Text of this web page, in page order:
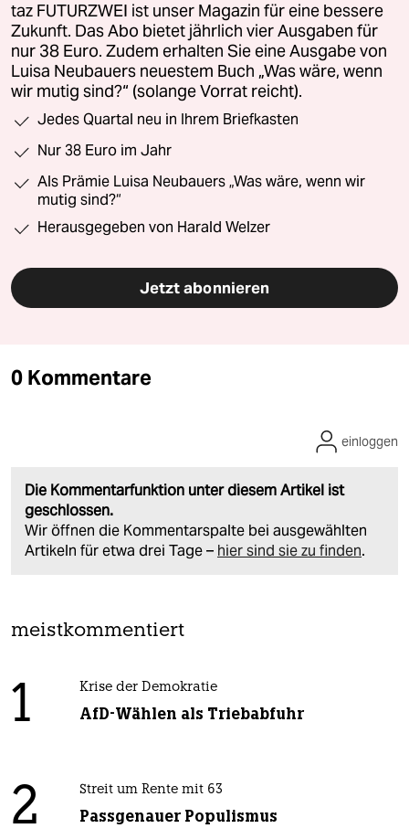
taz FUTURZWEI ist unser Magazin für eine bessere
Zukunft. Das Abo bietet jährlich vier Ausgaben für
nur 38 Euro. Zudem erhalten Sie eine Ausgabe von
Luisa Neubauers neuestem Buch „Was wäre, wenn
wir mutig sind?“ (solange Vorrat reicht).
Jedes Quartal neu in Ihrem Briefkasten
Nur 38 Euro im Jahr
Als Prämie Luisa Neubauers „Was wäre, wenn wir
mutig sind?“
Herausgegeben von Harald Welzer
Jetzt abonnieren
0 Kommentare
Die Kommentarfunktion unter diesem Artikel ist
geschlossen.
Wir öffnen die Kommentarspalte bei ausgewählten
Artikeln für etwa drei Tage – hier sind sie zu finden.
einloggen
meistkommentiert
1 Krise der Demokratie
AfD-Wählen als Triebabfuhr
2 Streit um Rente mit 63
Passgenauer Populismus